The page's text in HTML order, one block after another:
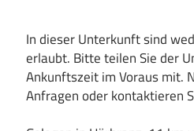
In dieser Unterkunft sind
erlaubt. Bitte teilen Sie der
Ankunftszeit im Voraus mit.
Anfragen oder kontaktieren